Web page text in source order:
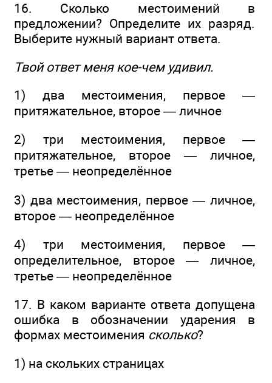
16. Сколько местоимений в
предложении? Определите их разряд.
Выберите нужный вариант ответа.
Твой ответ меня кое-чем удивил.
1) два местоимения, первое —
притяжательное, второе — личное
2) три местоимения, первое —
притяжательное, второе — личное,
третье — неопределённое
3) два местоимения, первое — личное,
второе — неопределённое
4) три местоимения, первое —
определительное, второе — личное,
третье — неопределённое
17. В каком варианте ответа допущена
ошибка в обозначении ударения в
формах местоимения сколько?
1) на скольких страницах